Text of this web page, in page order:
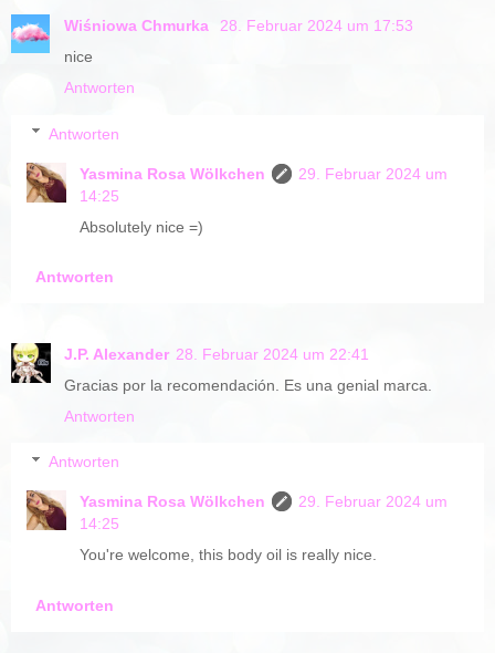
Wiśniowa Chmurka
28. Februar 2024 um 17:53
nice
Antworten
Antworten
Yasmina Rosa Wölkchen
29. Februar 2024 um
14:25
Absolutely nice =)
Antworten
J.P. Alexander 28. Februar 2024 um 22:41
Gracias por la recomendación. Es una genial marca.
Antworten
Antworten
Yasmina Rosa Wölkchen
29. Februar 2024 um
14:25
You're welcome, this body oil is really nice.
Antworten